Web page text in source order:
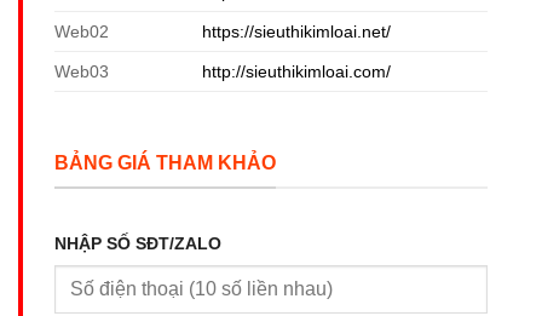
Web02 https://sieuthikimloai.net/
Web03 http://sieuthikimloai.com/
BẢNG GIÁ THAM KHẢO
NHẬP SỐ SĐT/ZALO